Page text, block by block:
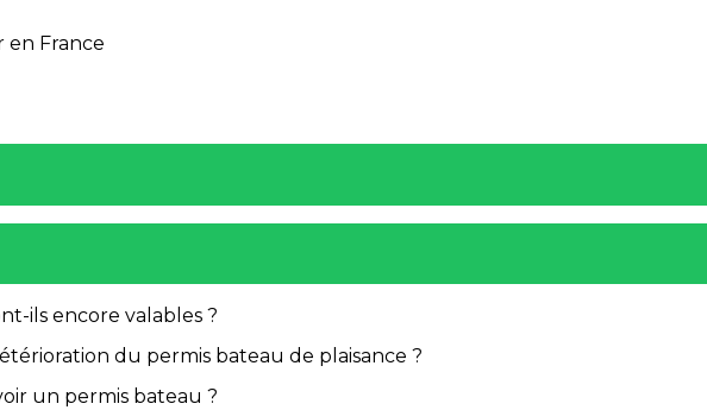
en France
ils encore valables ?
du permis bateau de plaisance ?
un permis bateau ?